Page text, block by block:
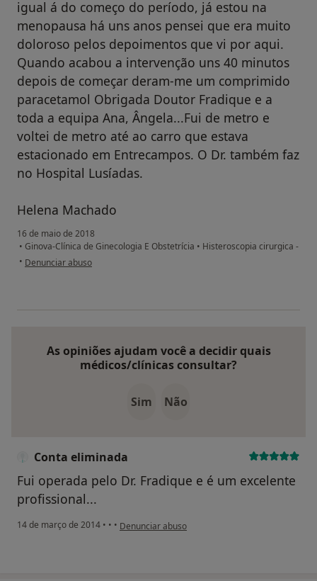
igual á do começo do período, já estou na
menopausa há uns anos pensei que era muito
doloroso pelos depoimentos que vi por aqui.
Quando acabou a intervenção uns 40 minutos
depois de começar deram-me um comprimido
paracetamol Obrigada Doutor Fradique e a
toda a equipa Ana, Ângela...Fui de metro e
voltei de metro até ao carro que estava
estacionado em Entrecampos. O Dr. também faz
no Hospital Lusíadas.
Helena Machado
16 de maio de 2018
• Ginova-Clínica de Ginecologia E Obstetrícia • Histeroscopia cirurgica -
• na opinião do utilizador Conta eliminada
Denunciar abuso
As opiniões ajudam você a decidir quais
médicos/clínicas consultar?
Sim Não
Conta eliminada
Fui operada pelo Dr. Fradique e é um excelente
profissional...
14 de março de 2014 • • • na opinião do utilizador Conta eliminada
Denunciar abuso